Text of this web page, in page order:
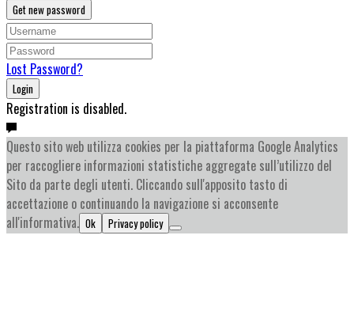
Get new password
Lost Password?
Login
Registration is disabled.
Questo sito web utilizza cookies per la piattaforma Google Analytics
per raccogliere informazioni statistiche aggregate sull’utilizzo del
Sito da parte degli utenti. Cliccando sull'apposito tasto di
accettazione o continuando la navigazione si acconsente
all'informativa. Ok Privacy policy